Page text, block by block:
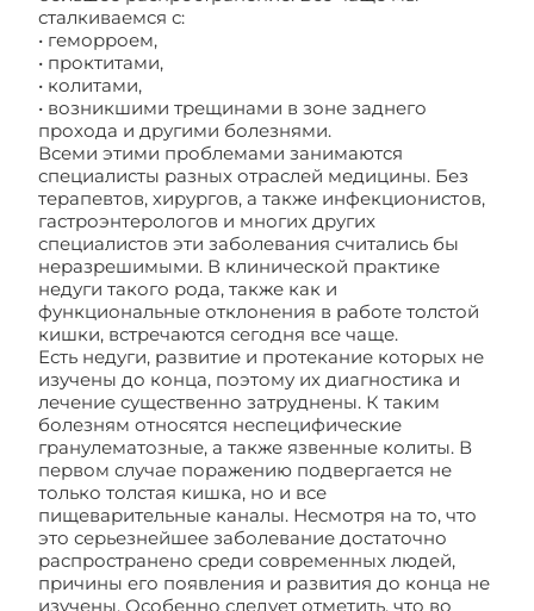
сталкиваемся с:
• геморроем,
• проктитами,
• колитами,
• возникшими трещинами в зоне заднего
прохода и другими болезнями.
Всеми этими проблемами занимаются
специалисты разных отраслей медицины. Без
терапевтов, хирургов, а также инфекционистов,
гастроэнтерологов и многих других
специалистов эти заболевания считались бы
неразрешимыми. В клинической практике
недуги такого рода, также как и
функциональные отклонения в работе толстой
кишки, встречаются сегодня все чаще.
Есть недуги, развитие и протекание которых не
изучены до конца, поэтому их диагностика и
лечение существенно затруднены. К таким
болезням относятся неспецифические
гранулематозные, а также язвенные колиты. В
первом случае поражению подвергается не
только толстая кишка, но и все
пищеварительные каналы. Несмотря на то, что
это серьезнейшее заболевание достаточно
распространено среди современных людей,
причины его появления и развития до конца не
изучены. Особенно следует отметить, что во